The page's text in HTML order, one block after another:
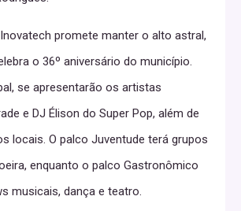
promete manter o alto astral,
o 36º aniversário do município.
se apresentarão os artistas
e DJ Élison do Super Pop, além de
locais. O palco Juventude terá grupos
enquanto o palco Gastronômico
musicais, dança e teatro.